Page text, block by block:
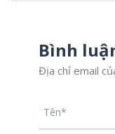
Bình
Địa chỉ email